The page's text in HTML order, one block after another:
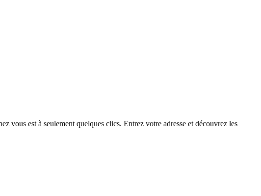
vous est à seulement quelques clics. Entrez votre adresse et découvrez les